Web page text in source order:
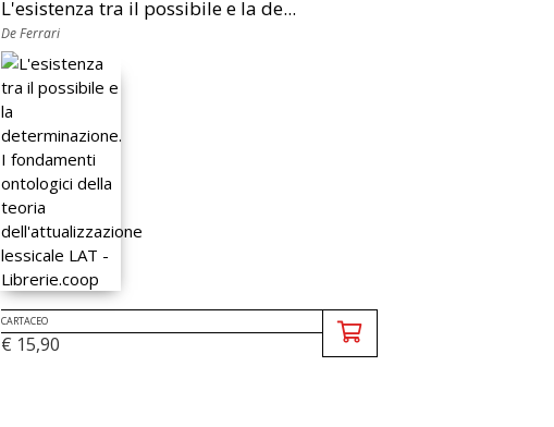
L'esistenza tra il possibile e la de...
De Ferrari
CARTACEO
€ 15,90